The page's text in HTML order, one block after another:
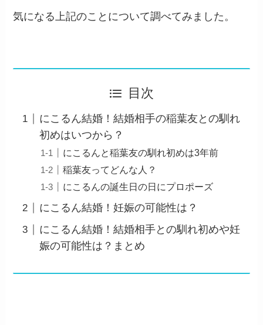
気になる上記のことについて調べてみました。
目次
にこるん結婚！結婚相手の稲葉友との馴れ
初めはいつから？
にこるんと稲葉友の馴れ初めは3年前
稲葉友ってどんな人？
にこるんの誕生日の日にプロポーズ
にこるん結婚！妊娠の可能性は？
にこるん結婚！結婚相手との馴れ初めや妊
娠の可能性は？まとめ